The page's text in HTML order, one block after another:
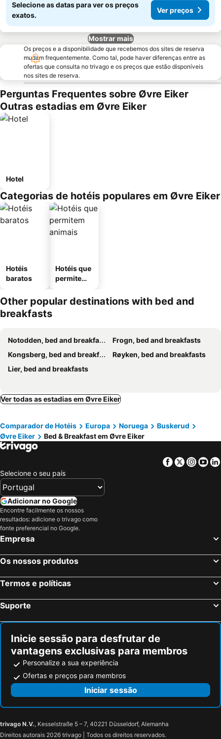
Selecione as datas para ver os preços
exatos.
Ver preços
Mostrar mais
Os preços e a disponibilidade que recebemos dos sites de reserva
mudam frequentemente. Como tal, pode haver diferenças entre as
ofertas que consulta no trivago e os preços que estão disponíveis
nos sites de reserva.
Perguntas Frequentes sobre Øvre Eiker
Outras estadias em Øvre Eiker
Hotel
Categorias de hotéis populares em Øvre Eiker
Hotéis
baratos
Hotéis que
permitem
Other popular destinations with bed and
breakfasts
Notodden, bed and breakfasts
Frogn, bed and breakfasts
Kongsberg, bed and breakfasts
Røyken, bed and breakfasts
Lier, bed and breakfasts
Ver todas as estadias em Øvre Eiker
Comparador de Hotéis Europa Noruega
Buskerud
Øvre Eiker
Bed & Breakfast em Øvre Eiker
Facebook
Twitter
Selecione o seu país
Adicionar no Google
Encontre facilmente os nossos
resultados: adicione o trivago como
fonte preferencial no Google.
Empresa
Os nossos produtos
Termos e políticas
Suporte
Inicie sessão para desfrutar de
vantagens exclusivas para membros
Personalize a sua experiência
Ofertas e preços para membros
Iniciar sessão
trivago N.V., Kesselstraße 5 – 7, 40221 Düsseldorf, Alemanha
Direitos autorais 2026 trivago | Todos os direitos reservados.